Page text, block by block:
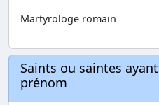
Martyrologe romain
Saints ou saintes
prénom